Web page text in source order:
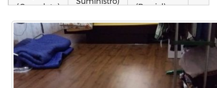
(Completo)
(Parcial)
Instalar
parquet o
Tarima
Local
Comercial
Poner
Tarima
Vivienda
(Completa)
Instalar
parquet o
Tarima
Vivienda
(Parcial)